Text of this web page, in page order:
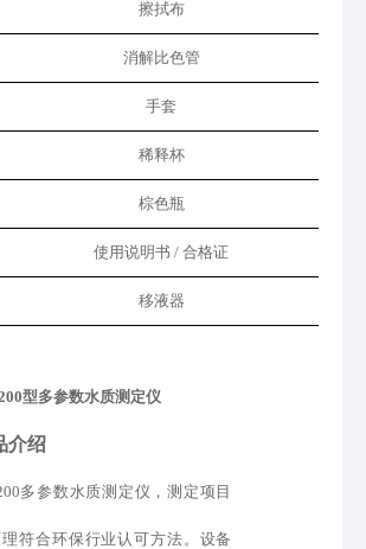
擦拭布
消解比色管
手套
稀释杯
棕色瓶
使用说明书 / 合格证
移液器
型多参数水质测定仪
介绍
多参数水质测定仪，测定项目
理符合环保行业认可方法。设备